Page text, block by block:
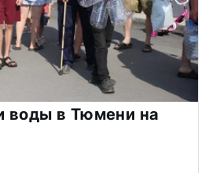
воды в Тюмени на